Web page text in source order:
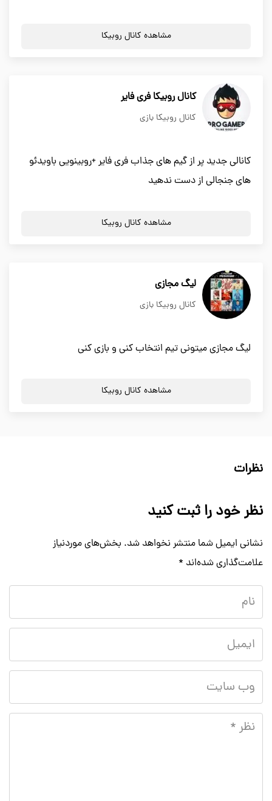
مشاهده کانال روبیکا
کانال روبیکا فری فایر
کانال روبیکا بازی
کانالی جدید پر از گیم های جذاب فری فایر +روبینویی باویدئو
های جنجالی از دست ندهید
مشاهده کانال روبیکا
لیگ مجازی
کانال روبیکا بازی
لیگ مجازی میتونی تیم انتخاب کنی و بازی کنی
مشاهده کانال روبیکا
نظرات
نظر خود را ثبت کنید
نشانی ایمیل شما منتشر نخواهد شد. بخش‌های موردنیاز
علامت‌گذاری شده‌اند *